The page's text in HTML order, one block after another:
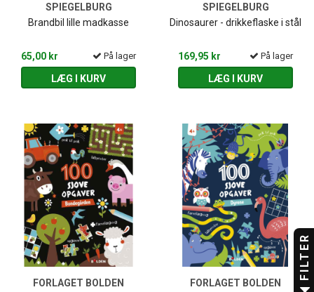
SPIEGELBURG
Brandbil lille madkasse
65,00 kr På lager
LÆG I KURV
SPIEGELBURG
Dinosaurer - drikkeflaske i stål
169,95 kr På lager
LÆG I KURV
FORLAGET BOLDEN FORLAGET BOLDEN
FILTER